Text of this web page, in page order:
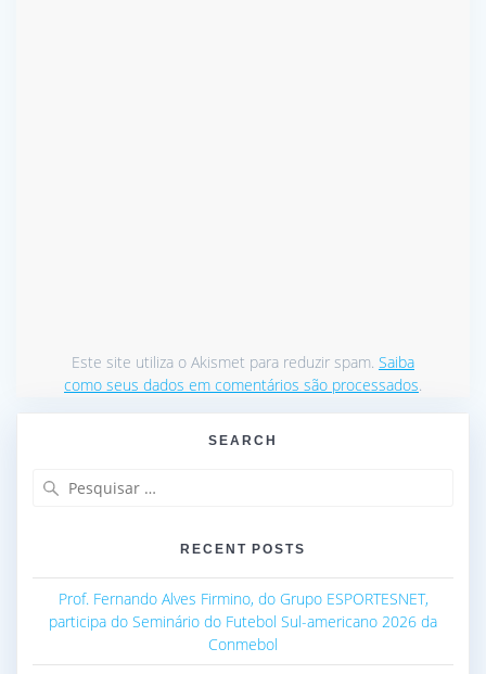
Este site utiliza o Akismet para reduzir spam. Saiba
como seus dados em comentários são processados.
SEARCH
RECENT POSTS
Prof. Fernando Alves Firmino, do Grupo ESPORTESNET,
participa do Seminário do Futebol Sul-americano 2026 da
Conmebol